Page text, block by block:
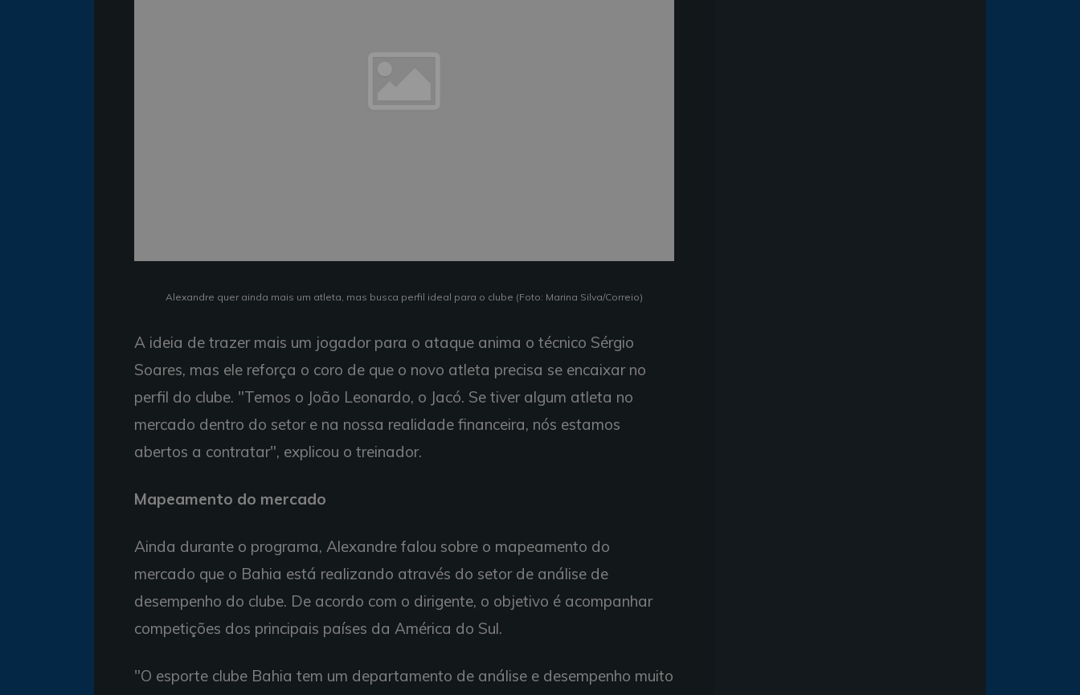
Alexandre quer ainda mais um atleta, mas busca perfil ideal para o clube (Foto: Marina Silva/Correio)
A ideia de trazer mais um jogador para o ataque anima o técnico Sérgio
Soares, mas ele reforça o coro de que o novo atleta precisa se encaixar no
perfil do clube. "Temos o João Leonardo, o Jacó. Se tiver algum atleta no
mercado dentro do setor e na nossa realidade financeira, nós estamos
abertos a contratar", explicou o treinador.
Mapeamento do mercado
Ainda durante o programa, Alexandre falou sobre o mapeamento do
mercado que o Bahia está realizando através do setor de análise de
desempenho do clube. De acordo com o dirigente, o objetivo é acompanhar
competições dos principais países da América do Sul.
"O esporte clube Bahia tem um departamento de análise e desempenho muito